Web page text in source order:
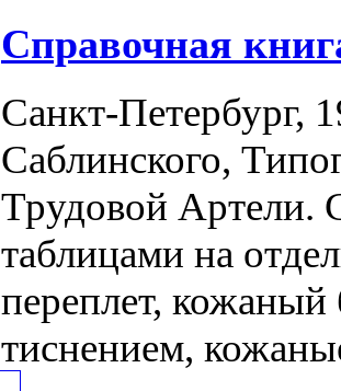
Справочная
Санкт-Петербург,
Саблинского,
Трудовой Артели.
таблицами на
переплет,
тиснением,